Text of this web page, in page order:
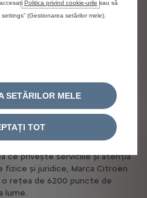
selectată pentru a sprijini
plasează relaxarea și
clientului și oferă o
cu unicul Ami, un obiect
pentru oraș și până la
comerciale, majoritatea dintre
ce privește serviciile și atenția
fizice și juridice, Marca Citroën
o rețea de 6200 puncte de
lume.
Politica privind cookie-urile sau să
(Gestionarea setărilor mele).
SETĂRILOR MELE
TOT